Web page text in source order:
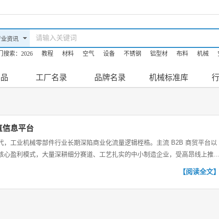
搜索： 2026 教程 材料 空气 设备 不锈钢 铝型材 布料 机械
工厂名录 品牌名录 机械标准库
信息平台
，工业机械零部件行业长期深陷商业化流量逻辑桎梏。主流 B2B 商贸平台以
心盈利模式，大量深耕细分赛道、工艺扎实的中小制造企业，受高昂线上推
【阅读全文